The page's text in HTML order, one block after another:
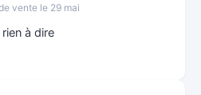
vente le 29 mai
à dire